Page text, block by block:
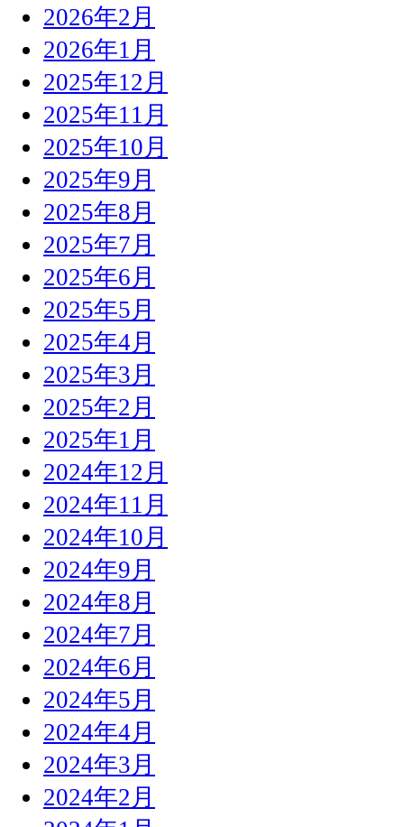
2026年2月
2026年1月
2025年12月
2025年11月
2025年10月
2025年9月
2025年8月
2025年7月
2025年6月
2025年5月
2025年4月
2025年3月
2025年2月
2025年1月
2024年12月
2024年11月
2024年10月
2024年9月
2024年8月
2024年7月
2024年6月
2024年5月
2024年4月
2024年3月
2024年2月